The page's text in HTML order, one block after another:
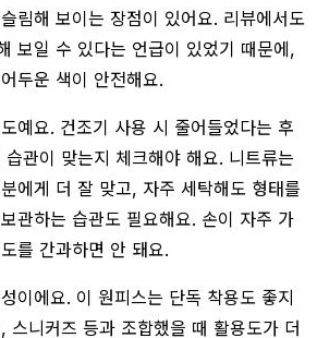
림해 보이는 장점이 있어요. 리뷰에서도
보일 수 있다는 언급이 있었기 때문에,
두운 색이 안전해요.
예요. 건조기 사용 시 줄어들었다는 후
관이 맞는지 체크해야 해요. 니트류는
에게 더 잘 맞고, 자주 세탁해도 형태를
관하는 습관도 필요해요. 손이 자주 가
를 간과하면 안 돼요.
이에요. 이 원피스는 단독 착용도 좋지
스니커즈 등과 조합했을 때 활용도가 더